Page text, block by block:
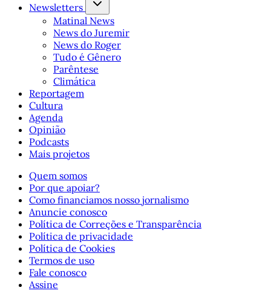
Newsletters
Matinal News
News do Juremir
News do Roger
Tudo é Gênero
Parêntese
Climática
Reportagem
Cultura
Agenda
Opinião
Podcasts
Mais projetos
Quem somos
Por que apoiar?
Como financiamos nosso jornalismo
Anuncie conosco
Política de Correções e Transparência
Política de privacidade
Política de Cookies
Termos de uso
Fale conosco
Assine